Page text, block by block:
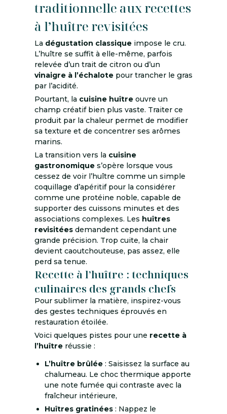
traditionnelle aux recettes
à l’huître revisitées
La dégustation classique impose le cru.
L’huître se suffit à elle-même, parfois
relevée d’un trait de citron ou d’un
vinaigre à l’échalote pour trancher le gras
par l’acidité.
Pourtant, la cuisine huître ouvre un
champ créatif bien plus vaste. Traiter ce
produit par la chaleur permet de modifier
sa texture et de concentrer ses arômes
marins.
La transition vers la cuisine
gastronomique s’opère lorsque vous
cessez de voir l’huître comme un simple
coquillage d’apéritif pour la considérer
comme une protéine noble, capable de
supporter des cuissons minutes et des
associations complexes. Les huîtres
revisitées demandent cependant une
grande précision. Trop cuite, la chair
devient caoutchouteuse, pas assez, elle
perd sa tenue.
Recette à l’huître : techniques
culinaires des grands chefs
Pour sublimer la matière, inspirez-vous
des gestes techniques éprouvés en
restauration étoilée.
Voici quelques pistes pour une recette à
l’huître réussie :
L’huître brûlée : Saisissez la surface au
chalumeau. Le choc thermique apporte
une note fumée qui contraste avec la
fraîcheur intérieure,
Huîtres gratinées : Nappez le